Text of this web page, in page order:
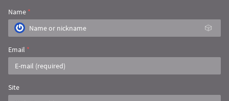
Name *
🎲
Email *
Site